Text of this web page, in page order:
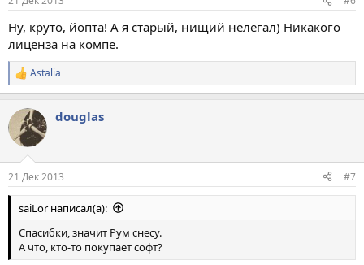
Ну, круто, йопта! А я старый, нищий нелегал) Никакого
лиценза на компе.
Р
е
к
и
Astalia
douglas
21 Дек 2013 #7
saiLor написал(а):
Спасибки, значит Рум снесу.
А что, кто-то покупает софт?